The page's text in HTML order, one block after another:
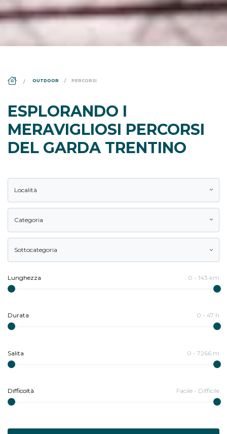
OUTDOOR PERCORSI
ESPLORANDO I
MERAVIGLIOSI PERCORSI
DEL GARDA TRENTINO
Località
Categoria
Sottocategoria
Lunghezza 0 - 143 km
Durata 0 - 47 h
Salita 0 - 7266 m
Difficoltà Facile - Difficile